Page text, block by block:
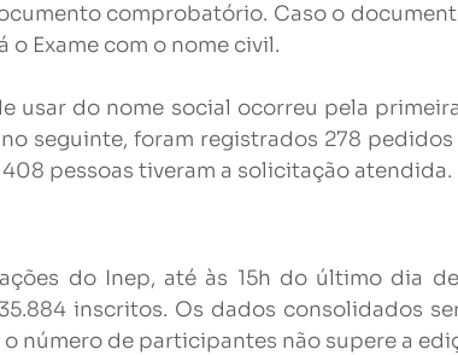
comprobatório. Caso o
Exame com o nome civil.
usar do nome social ocorreu pela
seguinte, foram registrados 278
pessoas tiveram a solicitação atendida.
do Inep, até às 15h do último dia
inscritos. Os dados consolidados
número de participantes não supere a